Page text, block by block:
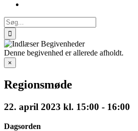
Søg
efter:
Denne begivenhed er allerede afholdt.
×
Regionsmøde
22. april 2023 kl. 15:00 - 16:00
Dagsorden